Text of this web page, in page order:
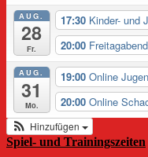
AUG.
28
Fr.
17:30 Kinder- und
20:00
AUG.
31
Mo.
19:00 Online
20:00 Online
Hinzufügen
Spiel- und Trainingszeiten